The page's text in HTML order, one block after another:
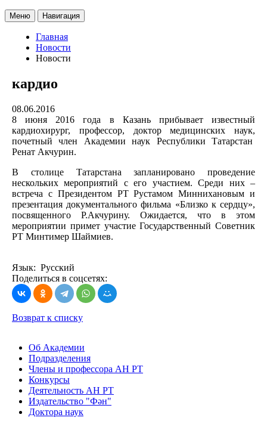
Меню Навигация
Главная
Новости
Новости
кардио
08.06.2016
8 июня 2016 года в Казань прибывает известный
кардиохирург, профессор, доктор медицинских наук,
почетный член Академии наук Республики Татарстан
Ренат Акчурин.
В столице Татарстана запланировано проведение
нескольких мероприятий с его участием. Среди них –
встреча с Президентом РТ Рустамом Миннихановым и
презентация документального фильма «Близко к сердцу»,
посвященного Р.Акчурину. Ожидается, что в этом
мероприятии примет участие Государственный Советник
РТ Минтимер Шаймиев.
Язык: Русский
Поделиться в соцсетях:
Возврат к списку
Об Академии
Подразделения
Члены и профессора АН РТ
Конкурсы
Деятельность АН РТ
Издательство "Фән"
Доктора наук